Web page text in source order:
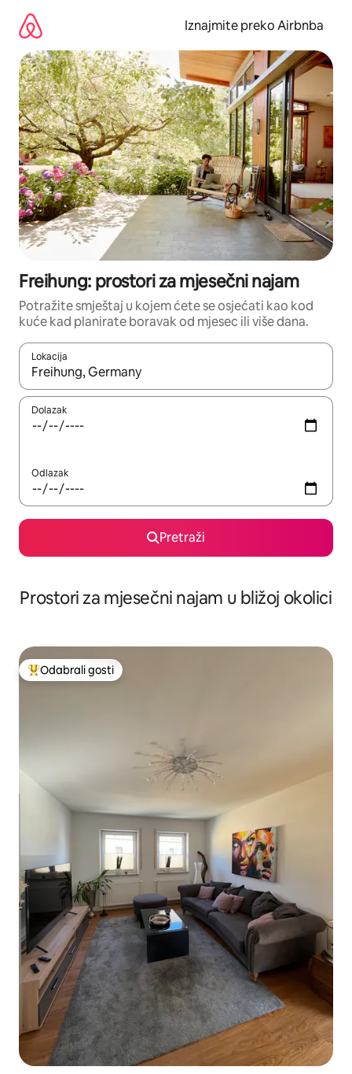
sadržaj
Iznajmite preko Airbnba
Freihung: prostori za mjesečni najam
Potražite smještaj u kojem ćete se osjećati kao kod
kuće kad planirate boravak od mjesec ili više dana.
Lokacija
Kada budu dostupni rezultati, moći ćete ih pregledati
Dolazak
Odlazak
Pretraži
Prostori za mjesečni najam u bližoj okolici
Među najviše rangiranima s oznakom „Odabrali gosti”
Odabrali gosti